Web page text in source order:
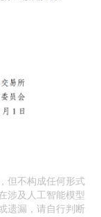
但不构成任何形式
涉及人工智能模型
遗漏，请自行判断